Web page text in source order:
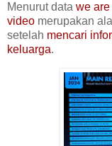
Menurut data we are
video merupakan
setelah mencari
keluarga.